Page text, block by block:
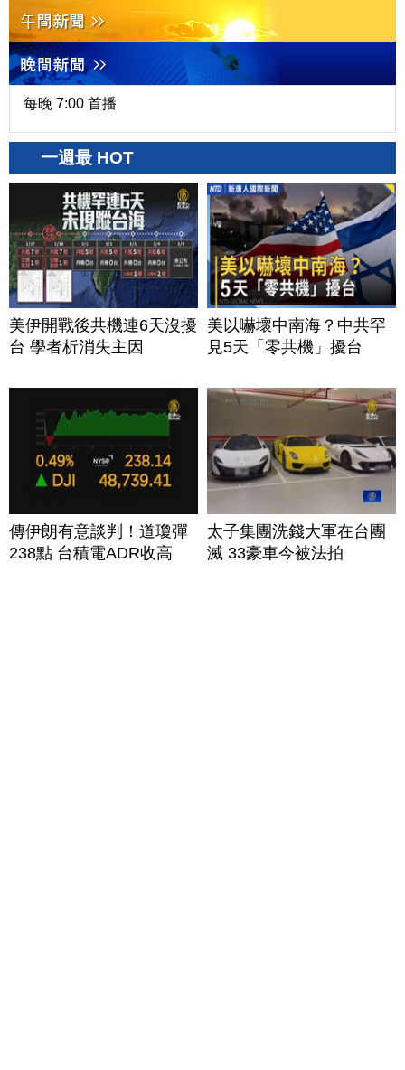
每晚 7:00 首播
一週最 HOT
美伊開戰後共機連6天沒擾
台 學者析消失主因
美以嚇壞中南海？中共罕
見5天「零共機」擾台
傳伊朗有意談判！道瓊彈
238點 台積電ADR收高
太子集團洗錢大軍在台團
滅 33豪車今被法拍